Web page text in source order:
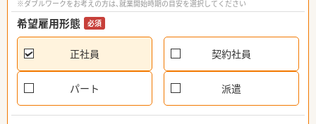
※ダブルワークをお考えの方は、就業開始時期の目安を選択してください
希望雇用形態 必須
正社員 契約社員
パート 派遣